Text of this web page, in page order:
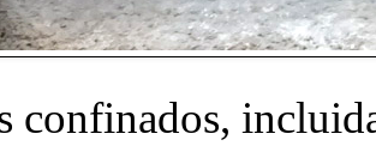
confinados,